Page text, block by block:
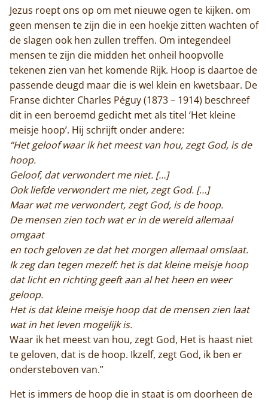
Jezus roept ons op om met nieuwe ogen te kijken. om
geen mensen te zijn die in een hoekje zitten wachten of
de slagen ook hen zullen treffen. Om integendeel
mensen te zijn die midden het onheil hoopvolle
tekenen zien van het komende Rijk. Hoop is daartoe de
passende deugd maar die is wel klein en kwetsbaar. De
Franse dichter Charles Péguy (1873 – 1914) beschreef
dit in een beroemd gedicht met als titel ‘Het kleine
meisje hoop’. Hij schrijft onder andere:
“Het geloof waar ik het meest van hou, zegt God, is de
hoop.
Geloof, dat verwondert me niet. […]
Ook liefde verwondert me niet, zegt God. […]
Maar wat me verwondert, zegt God, is de hoop.
De mensen zien toch wat er in de wereld allemaal
omgaat
en toch geloven ze dat het morgen allemaal omslaat.
Ik zeg dan tegen mezelf: het is dat kleine meisje hoop
dat licht en richting geeft aan al het heen en weer
geloop.
Het is dat kleine meisje hoop dat de mensen zien laat
wat in het leven mogelijk is.
Waar ik het meest van hou, zegt God, Het is haast niet
te geloven, dat is de hoop. Ikzelf, zegt God, ik ben er
ondersteboven van.”
Het is immers de hoop die in staat is om doorheen de